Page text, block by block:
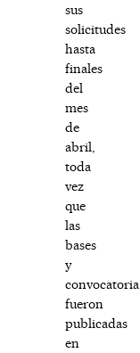
sus
solicitudes
hasta
finales
del
mes
de
abril,
toda
vez
que
las
bases
y
convocatoria
fueron
publicadas
en